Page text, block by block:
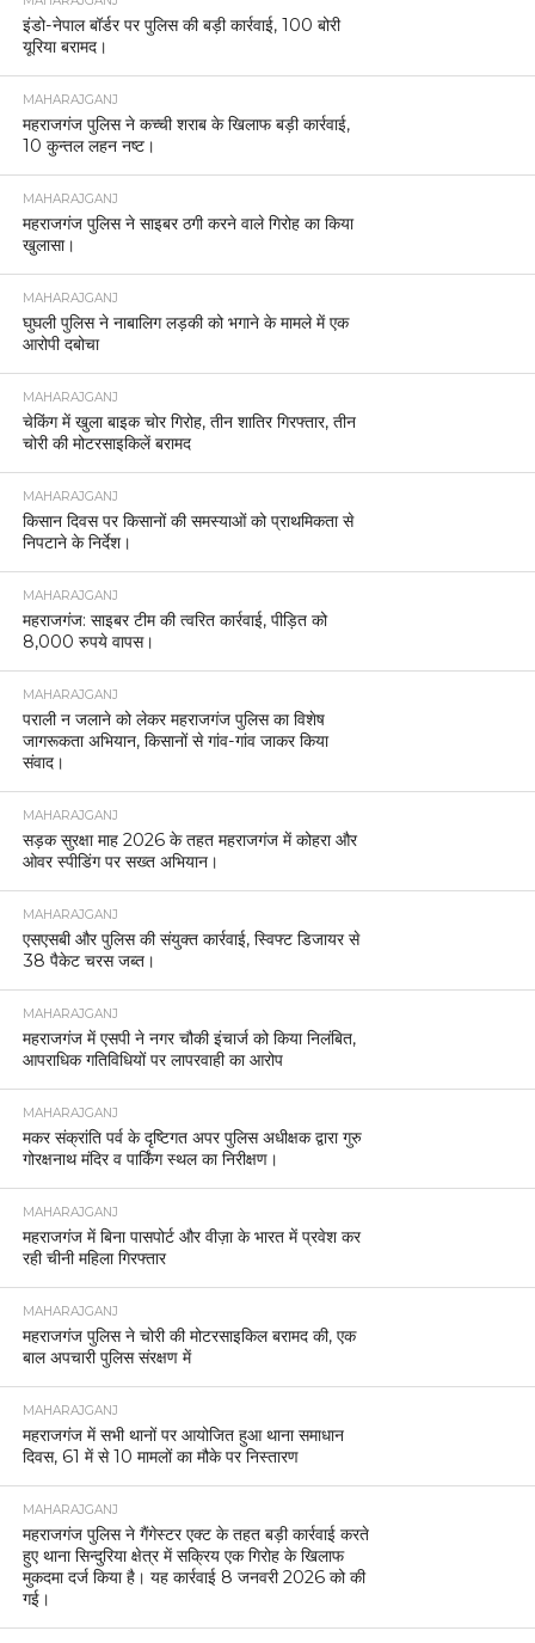
इंडो-नेपाल बॉर्डर पर पुलिस की बड़ी कार्रवाई, 100 बोरी
यूरिया बरामद।
MAHARAJGANJ
महराजगंज पुलिस ने कच्ची शराब के खिलाफ बड़ी कार्रवाई,
10 कुन्तल लहन नष्ट।
MAHARAJGANJ
महराजगंज पुलिस ने साइबर ठगी करने वाले गिरोह का किया
खुलासा।
MAHARAJGANJ
घुघली पुलिस ने नाबालिग लड़की को भगाने के मामले में एक
आरोपी दबोचा
MAHARAJGANJ
चेकिंग में खुला बाइक चोर गिरोह, तीन शातिर गिरफ्तार, तीन
चोरी की मोटरसाइकिलें बरामद
MAHARAJGANJ
किसान दिवस पर किसानों की समस्याओं को प्राथमिकता से
निपटाने के निर्देश।
MAHARAJGANJ
महराजगंज: साइबर टीम की त्वरित कार्रवाई, पीड़ित को
8,000 रुपये वापस।
MAHARAJGANJ
पराली न जलाने को लेकर महराजगंज पुलिस का विशेष
जागरूकता अभियान, किसानों से गांव-गांव जाकर किया
संवाद।
MAHARAJGANJ
सड़क सुरक्षा माह 2026 के तहत महराजगंज में कोहरा और
ओवर स्पीडिंग पर सख्त अभियान।
MAHARAJGANJ
एसएसबी और पुलिस की संयुक्त कार्रवाई, स्विफ्ट डिजायर से
38 पैकेट चरस जब्त।
MAHARAJGANJ
महराजगंज में एसपी ने नगर चौकी इंचार्ज को किया निलंबित,
आपराधिक गतिविधियों पर लापरवाही का आरोप
MAHARAJGANJ
मकर संक्रांति पर्व के दृष्टिगत अपर पुलिस अधीक्षक द्वारा गुरु
गोरक्षनाथ मंदिर व पार्किंग स्थल का निरीक्षण।
MAHARAJGANJ
महराजगंज में बिना पासपोर्ट और वीज़ा के भारत में प्रवेश कर
रही चीनी महिला गिरफ्तार
MAHARAJGANJ
महराजगंज पुलिस ने चोरी की मोटरसाइकिल बरामद की, एक
बाल अपचारी पुलिस संरक्षण में
MAHARAJGANJ
महराजगंज में सभी थानों पर आयोजित हुआ थाना समाधान
दिवस, 61 में से 10 मामलों का मौके पर निस्तारण
MAHARAJGANJ
महराजगंज पुलिस ने गैंगेस्टर एक्ट के तहत बड़ी कार्रवाई करते
हुए थाना सिन्दुरिया क्षेत्र में सक्रिय एक गिरोह के खिलाफ
मुकदमा दर्ज किया है। यह कार्रवाई 8 जनवरी 2026 को की
गई।